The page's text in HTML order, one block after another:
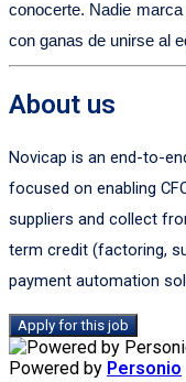
conocerte. Nadie
con ganas de unirse al
About us
Novicap is an end-to-
focused on enabling
suppliers and collect
term credit (factoring,
payment automation
Apply for this job
Powered by Personio